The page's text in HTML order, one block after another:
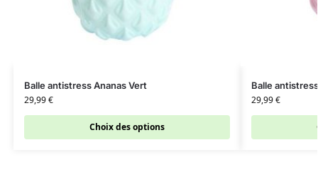
Balle antistress Ananas Vert
29,99€
Choix des options
Balle
29,99€